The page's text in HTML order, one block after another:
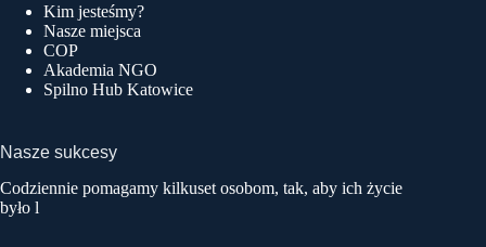
Kim jesteśmy?
Nasze miejsca
COP
Akademia NGO
Spilno Hub Katowice
Nasze sukcesy
Codziennie pomagamy kilkuset osobom, tak, aby ich życie
było l